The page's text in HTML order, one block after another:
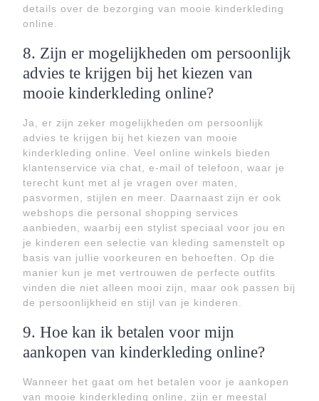
details over de bezorging van mooie kinderkleding
online.
8. Zijn er mogelijkheden om persoonlijk
advies te krijgen bij het kiezen van
mooie kinderkleding online?
Ja, er zijn zeker mogelijkheden om persoonlijk
advies te krijgen bij het kiezen van mooie
kinderkleding online. Veel online winkels bieden
klantenservice via chat, e-mail of telefoon, waar je
terecht kunt met al je vragen over maten,
pasvormen, stijlen en meer. Daarnaast zijn er ook
webshops die personal shopping services
aanbieden, waarbij een stylist speciaal voor jou en
je kinderen een selectie van kleding samenstelt op
basis van jullie voorkeuren en behoeften. Op die
manier kun je met vertrouwen de perfecte outfits
vinden die niet alleen mooi zijn, maar ook passen bij
de persoonlijkheid en stijl van je kinderen.
9. Hoe kan ik betalen voor mijn
aankopen van kinderkleding online?
Wanneer het gaat om het betalen voor je aankopen
van mooie kinderkleding online, zijn er meestal